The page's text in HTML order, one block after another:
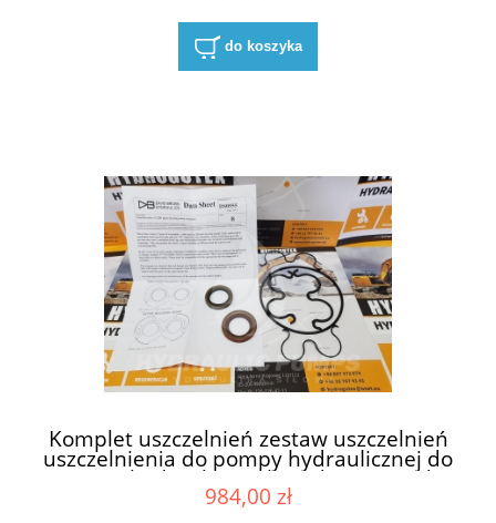
do koszyka
Komplet uszczelnień zestaw uszczelnień
uszczelnienia do pompy hydraulicznej do
pomp hydraulicznych Hydreco David
Brown P2CP22131610C4B2C9C
984,00 zł